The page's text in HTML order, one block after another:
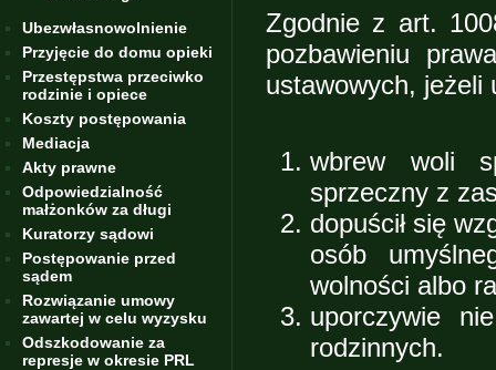
Ubezwłasnowolnienie
Przyjęcie do domu opieki
Przestępstwa przeciwko
rodzinie i opiece
Koszty postępowania
Mediacja
Akty prawne
Odpowiedzialność
małżonków za długi
Kuratorzy sądowi
Postępowanie przed
sądem
Rozwiązanie umowy
zawartej w celu wyzysku
Odszkodowanie za
represje w okresie PRL
Zgodnie z art.
pozbawieniu
ustawowych, jeżeli
wbrew woli
sprzeczny z
dopuścił się
osób
wolności albo
uporczywie
rodzinnych.